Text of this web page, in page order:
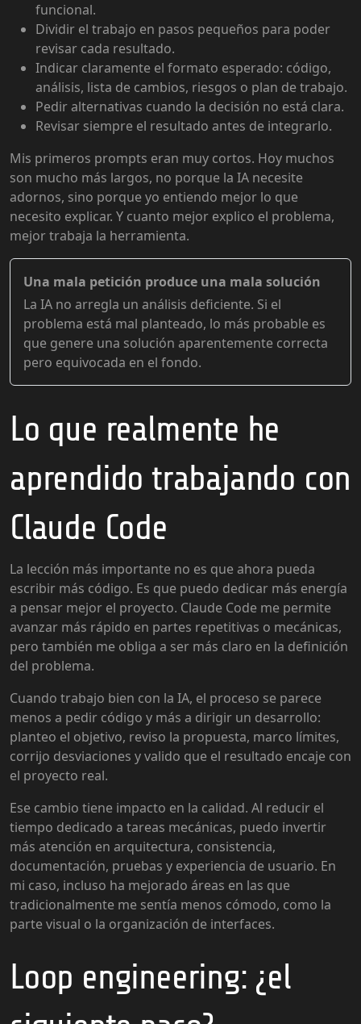
funcional.
Dividir el trabajo en pasos pequeños para poder
revisar cada resultado.
Indicar claramente el formato esperado: código,
análisis, lista de cambios, riesgos o plan de trabajo.
Pedir alternativas cuando la decisión no está clara.
Revisar siempre el resultado antes de integrarlo.
Mis primeros prompts eran muy cortos. Hoy muchos
son mucho más largos, no porque la IA necesite
adornos, sino porque yo entiendo mejor lo que
necesito explicar. Y cuanto mejor explico el problema,
mejor trabaja la herramienta.
Una mala petición produce una mala solución
La IA no arregla un análisis deficiente. Si el
problema está mal planteado, lo más probable es
que genere una solución aparentemente correcta
pero equivocada en el fondo.
Lo que realmente he
aprendido trabajando con
Claude Code
La lección más importante no es que ahora pueda
escribir más código. Es que puedo dedicar más energía
a pensar mejor el proyecto. Claude Code me permite
avanzar más rápido en partes repetitivas o mecánicas,
pero también me obliga a ser más claro en la definición
del problema.
Cuando trabajo bien con la IA, el proceso se parece
menos a pedir código y más a dirigir un desarrollo:
planteo el objetivo, reviso la propuesta, marco límites,
corrijo desviaciones y valido que el resultado encaje con
el proyecto real.
Ese cambio tiene impacto en la calidad. Al reducir el
tiempo dedicado a tareas mecánicas, puedo invertir
más atención en arquitectura, consistencia,
documentación, pruebas y experiencia de usuario. En
mi caso, incluso ha mejorado áreas en las que
tradicionalmente me sentía menos cómodo, como la
parte visual o la organización de interfaces.
Loop engineering: ¿el